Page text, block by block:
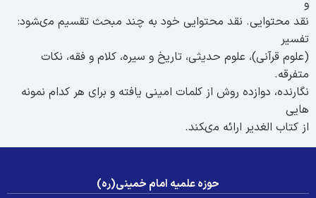
محتوايى. نقد محتوايى خود به چند مبحث تقسيم مى‏شود:
قرآنى)، علوم حديثى، تاريخ و سيره، كلام و فقه، نكات
دوازده روش از كلمات امينى يافته و براى هر كدام نمونه
كتاب الغدير ارائه مى‏كند.
حوزه علمیه امام خمینی(ره)